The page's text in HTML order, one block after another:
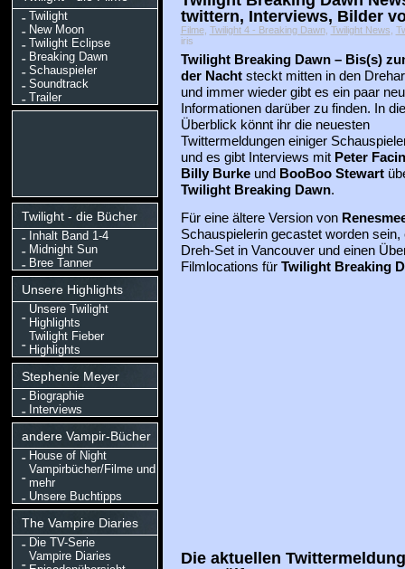
Twilight
New Moon
Twilight Eclipse
Breaking Dawn
Schauspieler
Soundtrack
Trailer
Twilight - die Bücher
Inhalt Band 1-4
Midnight Sun
Bree Tanner
Unsere Highlights
Unsere Twilight
Highlights
Twilight Fieber
Highlights
Stephenie Meyer
Biographie
Interviews
andere Vampir-Bücher
House of Night
Vampirbücher/Filme und
mehr
Unsere Buchtipps
The Vampire Diaries
Die TV-Serie
Vampire Diaries
twittern, Interviews, Bilder
Filme, Twilight 4 - Breaking Dawn, Twilight News
iris
Twilight Breaking Dawn – Bis(s)
der Nachtsteckt mitten in den
und immer wieder gibt es ein paar
Informationen darüber zu finden. In
Überblick könnt ihr die neuesten
Twittermeldungen einiger
und es gibt Interviews mit Peter
Billy Burkeund BooBoo Stewart
Twilight Breaking Dawn.
Für eine ältere Version von
Schauspielerin gecastet worden
Dreh-Set in Vancouver und einen
Filmlocations für Twilight Breaking
Die aktuellen